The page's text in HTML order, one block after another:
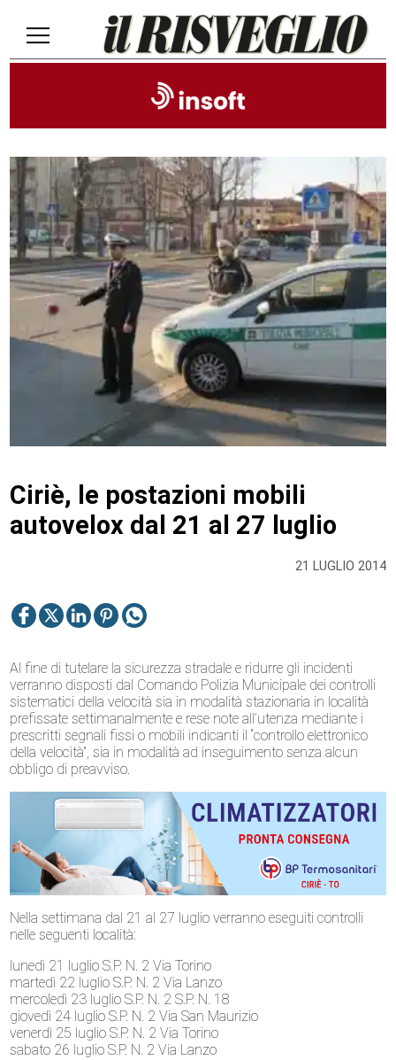
21 LUGLIO 2014
Ciriè, le postazioni mobili
autovelox dal 21 al 27 luglio
Al fine di tutelare la sicurezza stradale e ridurre gli incidenti
verranno disposti dal Comando Polizia Municipale dei controlli
sistematici della velocità sia in modalità stazionaria in località
prefissate settimanalmente e rese note all’utenza mediante i
prescritti segnali fissi o mobili indicanti il “controllo elettronico
della velocità”, sia in modalità ad inseguimento senza alcun
obbligo di preavviso.
Nella settimana dal 21 al 27 luglio verranno eseguiti controlli
nelle seguenti località:
lunedì 21 luglio S.P. N. 2 Via Torino
martedì 22 luglio S.P. N. 2 Via Lanzo
mercoledì 23 luglio S.P. N. 2 S.P. N. 18
giovedì 24 luglio S.P. N. 2 Via San Maurizio
venerdì 25 luglio S.P. N. 2 Via Torino
sabato 26 luglio S.P. N. 2 Via Lanzo